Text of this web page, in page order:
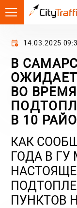
14.03.2025
В
ВО
В 10
КАК
ГОДА В ГУ
ПУНКТОВ